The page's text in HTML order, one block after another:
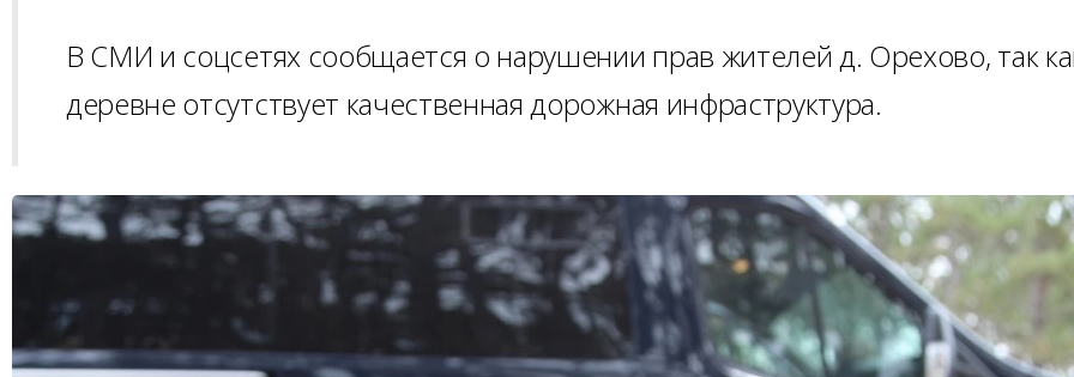
В СМИ и соцсетях сообщается о нарушении прав жителей д. Орехово, так
деревне отсутствует качественная дорожная инфраструктура.